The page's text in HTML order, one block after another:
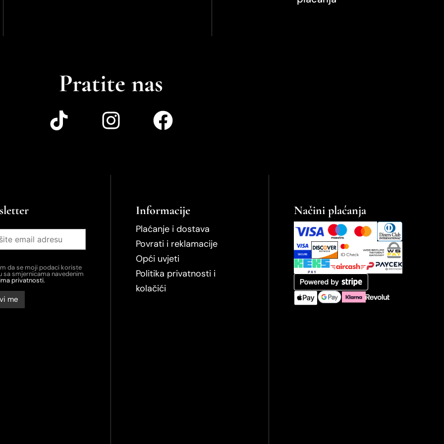
Pratite nas
da se moji podaci koriste
sa smjernicama navedenim
privatnosti.
Informacije
Plaćanje i dostava
Povrati i reklamacije
Opći uvjeti
Politika privatnosti i
kolačići
Načini plaćanja